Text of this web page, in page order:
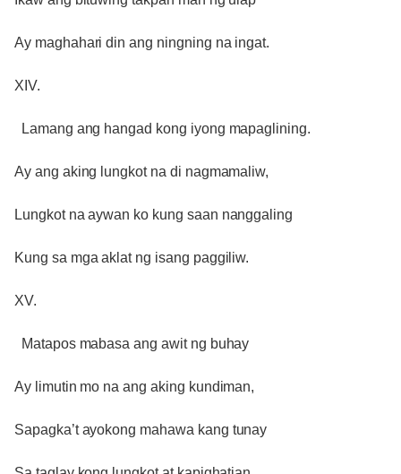
Ay maghahari din ang ningning na ingat.
XIV.
Lamang ang hangad kong iyong mapaglining.
Ay ang aking lungkot na di nagmamaliw,
Lungkot na aywan ko kung saan nanggaling
Kung sa mga aklat ng isang paggiliw.
XV.
Matapos mabasa ang awit ng buhay
Ay limutin mo na ang aking kundiman,
Sapagka’t ayokong mahawa kang tunay